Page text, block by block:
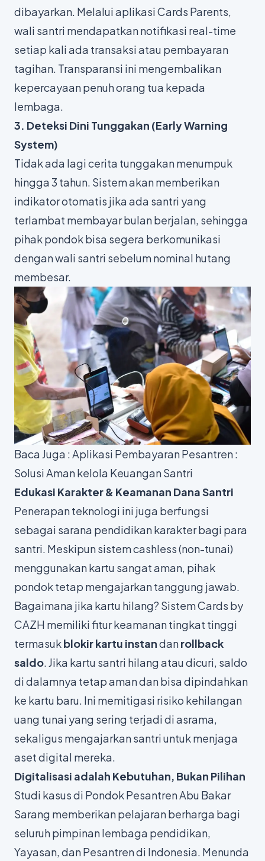
dibayarkan. Melalui aplikasi Cards Parents,
wali santri mendapatkan notifikasi real-time
setiap kali ada transaksi atau pembayaran
tagihan. Transparansi ini mengembalikan
kepercayaan penuh orang tua kepada
lembaga.
3. Deteksi Dini Tunggakan (Early Warning
System)
Tidak ada lagi cerita tunggakan menumpuk
hingga 3 tahun. Sistem akan memberikan
indikator otomatis jika ada santri yang
terlambat membayar bulan berjalan, sehingga
pihak pondok bisa segera berkomunikasi
dengan wali santri sebelum nominal hutang
membesar.
Baca Juga :Aplikasi Pembayaran Pesantren :
Solusi Aman kelola Keuangan Santri
Edukasi Karakter & Keamanan Dana Santri
Penerapan teknologi ini juga berfungsi
sebagai sarana pendidikan karakter bagi para
santri. Meskipun sistemcashless(non-tunai)
menggunakan kartu sangat aman, pihak
pondok tetap mengajarkan tanggung jawab.
Bagaimana jika kartu hilang? Sistem Cards by
CAZH memiliki fitur keamanan tingkat tinggi
termasukblokir kartu instandanrollback
saldo. Jika kartu santri hilang atau dicuri, saldo
di dalamnya tetap aman dan bisa dipindahkan
ke kartu baru. Ini memitigasi risiko kehilangan
uang tunai yang sering terjadi di asrama,
sekaligus mengajarkan santri untuk menjaga
aset digital mereka.
Digitalisasi adalah Kebutuhan, Bukan Pilihan
Studi kasus di Pondok Pesantren Abu Bakar
Sarang memberikan pelajaran berharga bagi
seluruh pimpinan lembaga pendidikan,
Yayasan, dan Pesantren di Indonesia. Menunda